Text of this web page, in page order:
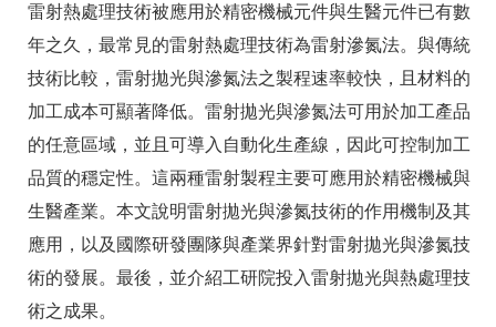
雷射熱處理技術被應用於精密機械元件與生醫元件已有數
年之久，最常見的雷射熱處理技術為雷射滲氮法。與傳統
技術比較，雷射拋光與滲氮法之製程速率較快，且材料的
加工成本可顯著降低。雷射拋光與滲氮法可用於加工產品
的任意區域，並且可導入自動化生產線，因此可控制加工
品質的穩定性。這兩種雷射製程主要可應用於精密機械與
生醫產業。本文說明雷射拋光與滲氮技術的作用機制及其
應用，以及國際研發團隊與產業界針對雷射拋光與滲氮技
術的發展。最後，並介紹工研院投入雷射拋光與熱處理技
術之成果。